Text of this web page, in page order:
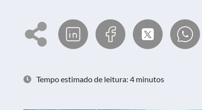
Tempo estimado de leitura: 4 minutos